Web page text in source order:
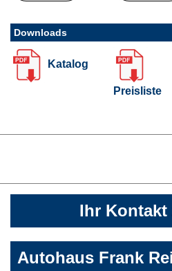
Downloads
Katalog
Preisliste
Ihr Kontakt
Autohaus Frank